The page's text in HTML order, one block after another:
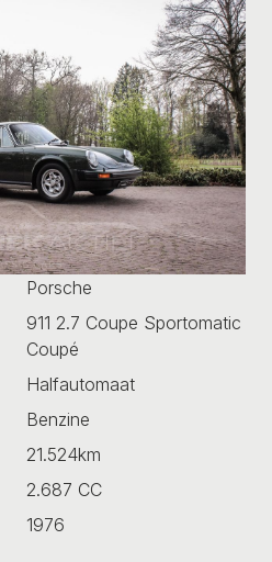
Porsche
911 2.7 Coupe Sportomatic
Coupé
Halfautomaat
Benzine
21.524km
2.687 CC
1976